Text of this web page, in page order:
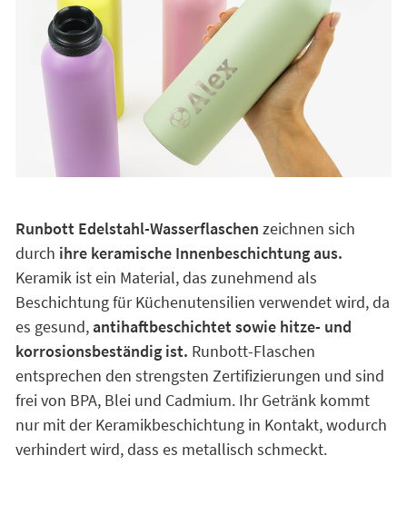
Runbott Edelstahl-Wasserflaschen zeichnen sich
durch ihre keramische Innenbeschichtung aus.
Keramik ist ein Material, das zunehmend als
Beschichtung für Küchenutensilien verwendet wird, da
es gesund,antihaftbeschichtet sowie hitze- und
korrosionsbeständig ist. Runbott-Flaschen
entsprechen den strengsten Zertifizierungen und sind
frei von BPA, Blei und Cadmium. Ihr Getränk kommt
nur mit der Keramikbeschichtung in Kontakt, wodurch
verhindert wird, dass es metallisch schmeckt.